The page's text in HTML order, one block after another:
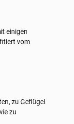
einigen
vom
zu Geflügel
zu